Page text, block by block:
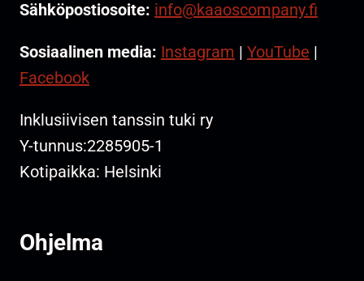
Sähköpostiosoite: info@kaaoscompany.fi
Sosiaalinen media: Instagram | YouTube |
Facebook
Inklusiivisen tanssin tuki ry
Y-tunnus:2285905-1
Kotipaikka: Helsinki
Ohjelma